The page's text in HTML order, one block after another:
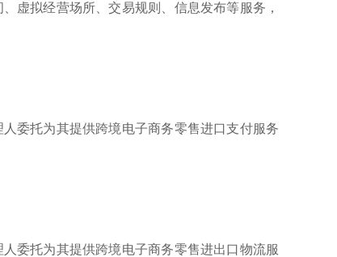
虚拟经营场所、交易规则、信息发布等服务，
委托为其提供跨境电子商务零售进口支付服务
委托为其提供跨境电子商务零售进出口物流服